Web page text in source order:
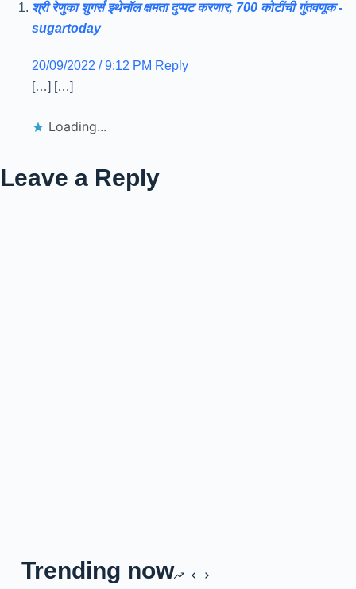
श्री रेणुका शुगर्स इथेनॉल क्षमता दुप्पट करणार; 700 कोटींची गुंतवणूक -
sugartoday
20/09/2022 / 9:12 PM Reply
[…] […]
Loading...
Leave a Reply
Trending now